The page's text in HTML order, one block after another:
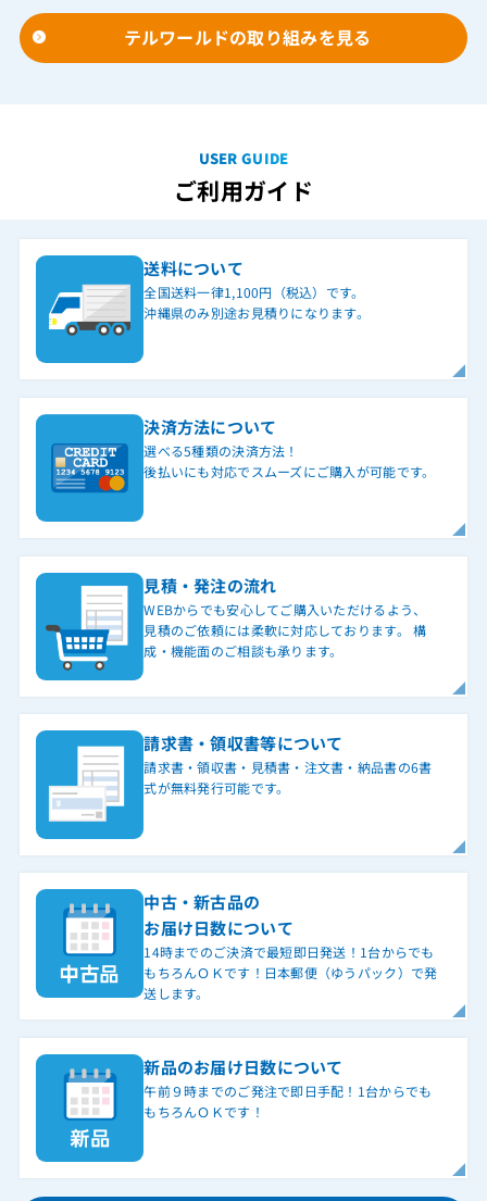
テルワールドの取り組みを見る
USER GUIDE
ご利用ガイド
送料について
全国送料一律1,100円（税込）です。
沖縄県のみ別途お見積りになります。
決済方法について
選べる5種類の決済方法！
後払いにも対応でスムーズにご購入が可能です。
見積・発注の流れ
WEBからでも安心してご購入いただけるよう、
見積のご依頼には柔軟に対応しております。 構
成・機能面のご相談も承ります。
請求書・領収書等について
請求書・領収書・見積書・注文書・納品書の6書
式が無料発行可能です。
中古・新古品の
お届け日数について
14時までのご決済で最短即日発送！1台からでも
もちろんＯＫです！日本郵便（ゆうパック）で発
送します。
新品のお届け日数について
午前９時までのご発注で即日手配！1台からでも
もちろんＯＫです！